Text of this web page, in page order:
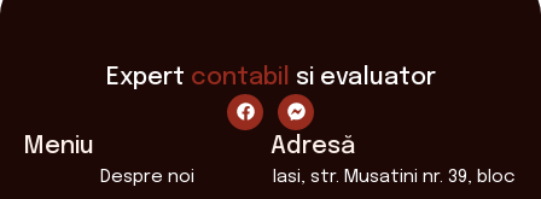
Expert contabil si evaluator
Meniu
Despre noi
Adresă
Iasi, str. Musatini nr. 39, bloc